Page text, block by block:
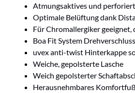
Atmungsaktives und
Optimale Belüftung dank
Für Chromallergiker
Boa Fit System
uvex anti-twist Hinterkappe
Weiche, gepolsterte Lasche
Weich gepolsterter
Herausnehmbares